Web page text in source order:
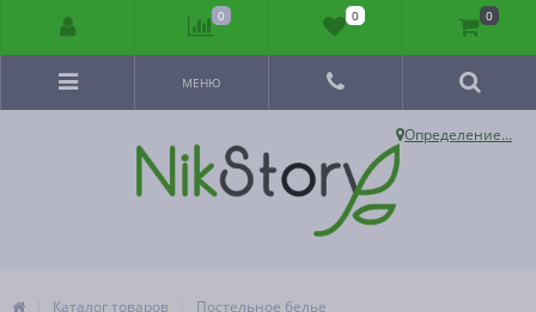
Определение...
МЕНЮ
Каталог товаров
Постельное белье
0 0 0